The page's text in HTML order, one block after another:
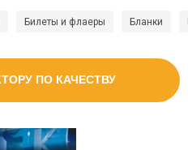
Билеты и флаеры Бланки
ПО КАЧЕСТВУ